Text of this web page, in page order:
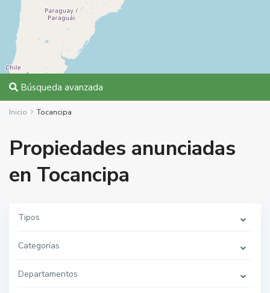
Búsqueda avanzada
Inicio Tocancipa
Propiedades anunciadas
en Tocancipa
Tipos
Categorías
Departamentos